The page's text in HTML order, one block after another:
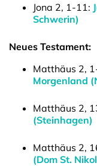
Jona 2, 1-11:
Schwerin)
Neues Testament:
Matthäus 2,
Morgenland
Matthäus 2,
(Steinhagen)
Matthäus 2,
(Dom St.